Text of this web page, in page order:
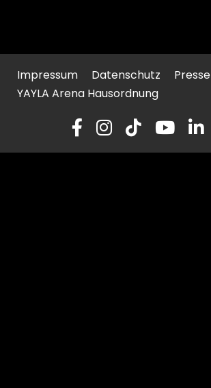
Impressum Datenschutz Presse
YAYLA Arena Hausordnung